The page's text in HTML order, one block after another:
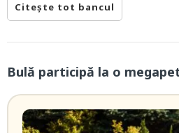
Citește tot bancul
Bulă participă la o